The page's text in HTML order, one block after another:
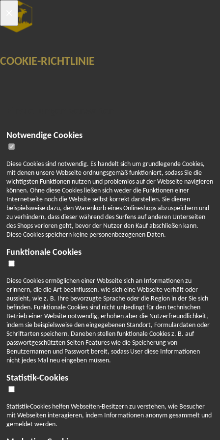
REZEPTE MIT HONIG
ARKTISCHER-HONIG PRODUKTE
GALERIE
HONIGLICHE FOTOGALERIE
PRESSEAUSSCHNITTE
ARKTISCHER-HONIG ZERTIFIKATE
HONIGLICHE VIDEOGALERIE
HONIG TEAM
ARKTISCHER-HONIG KUNDENBEFRAGUNG
HONIGLICHE NEWSLETTER
KONTAKT
HONIGHOFLADEN
FI DE EN
BELIEBTE
KAUFEN
Jetzt entdecken
ZURÜCK ZUM AKTUELLES
aus Baumharz herstellen
COOKIE-RICHTLINIE
Notwendige Cookies
Diese Cookies sind notwendig. Es handelt sich um grundlegende Cookies,
mit denen unsere Webseite ordnungsgemäß funktioniert, sodass Sie die
wichtigsten Funktionen nutzen und problemlos auf der Webseite navigieren
können. Ohne diese Cookies ließen sich weder die Funktionen einer
Internetseite noch die Website selbst korrekt darstellen. Sie dienen
beispielsweise dazu, den Warenkorb eines Onlineshops abzuspeichern und
zu verhindern, dass dieser während des Surfens auf anderen Unterseiten
des Shops verloren geht, bevor der Nutzer den Kauf abschließen kann.
Diese Cookies speichern keine personenbezogenen Daten.
Funktionale Cookies
Diese Cookies ermöglichen einer Webseite sich an Informationen zu
erinnern, die die Art beeinflussen, wie sich eine Webseite verhält oder
aussieht, wie z. B. Ihre bevorzugte Sprache oder die Region in der Sie sich
befinden. Funktionale Cookies sind nicht unbedingt für den technischen
Betrieb einer Website notwendig, erhöhen aber die Nutzerfreundlichkeit,
indem sie beispielsweise den eingegebenen Standort, Formulardaten oder
Schriftarten speichern. Daneben stellen funktionale Cookies z. B. auf
passwortgeschützten Seiten Features wie die Speicherung von
Benutzernamen und Passwort bereit, sodass User diese Informationen
nicht jedes Mal neu eingeben müssen.
Statistik-Cookies
Statistik-Cookies helfen Webseiten-Besitzern zu verstehen, wie Besucher
mit Webseiten interagieren, indem Informationen anonym gesammelt und
gemeldet werden.